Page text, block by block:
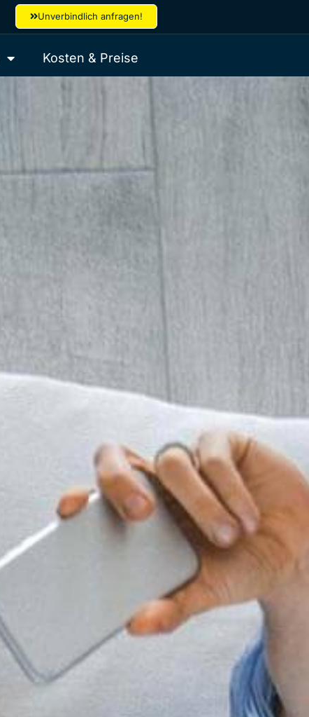
Unverbindlich anfragen!
Kosten & Preise